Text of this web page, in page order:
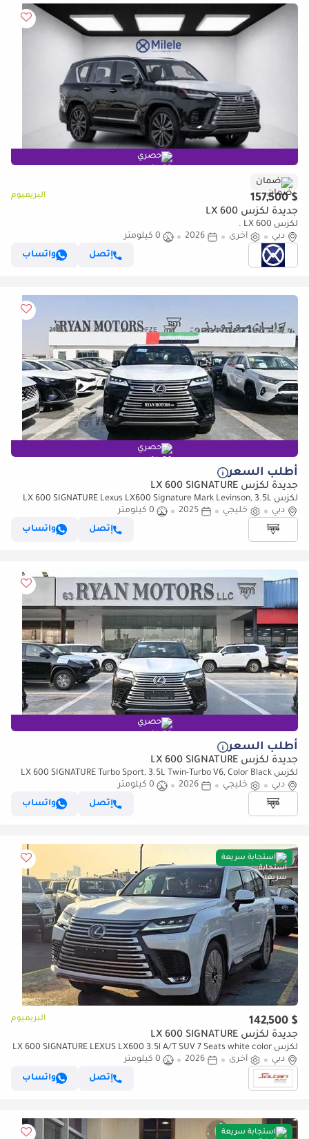
حصري
ضمان
$ 157,500 البريميوم
جديدة لكزس LX 600
لكزس LX 600 .
دبي
أخرى 2026
0 كيلومتر
إتصل
واتساب
حصري
أطلب السعر
جديدة لكزس LX 600 SIGNATURE
لكزس LX 600 SIGNATURE Lexus LX600 Signature Mark Levinson, 3.5L
Twin-Turbo V6, Petrol, Model 2025 Color Black
دبي خليجي 2025
0 كيلومتر
إتصل
واتساب
حصري
أطلب السعر
جديدة لكزس LX 600 SIGNATURE
لكزس LX 600 SIGNATURE Turbo Sport, 3.5L Twin-Turbo V6, Color Black
دبي
خليجي 2026
0 كيلومتر
إتصل
واتساب
استجابة سريعة
$ 142,500 البريميوم
جديدة لكزس LX 600 SIGNATURE
لكزس LX 600 SIGNATURE LEXUS LX600 3.5l A/T SUV 7 Seats white color
2026 Model
دبي أخرى 2026
0 كيلومتر
إتصل
واتساب
استجابة سريعة